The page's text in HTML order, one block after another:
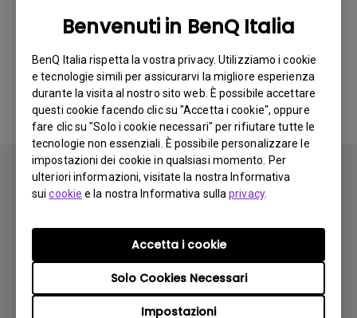
Benvenuti in BenQ Italia
BenQ Italia rispetta la vostra privacy. Utilizziamo i cookie
e tecnologie simili per assicurarvi la migliore esperienza
durante la visita al nostro sito web. È possibile accettare
questi cookie facendo clic su "Accetta i cookie", oppure
fare clic su "Solo i cookie necessari" per rifiutare tutte le
tecnologie non essenziali. È possibile personalizzare le
impostazioni dei cookie in qualsiasi momento. Per
ulteriori informazioni, visitate la nostra Informativa
suicookie e la nostra Informativa sullaprivacy.
Impostazioni
Solo Cookies Necessari
Accetta i cookie
Nessun software o driver
correlato